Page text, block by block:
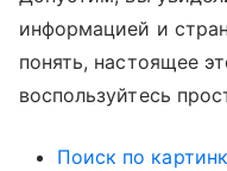
информацией и
понять, настоящее
воспользуйтесь
Поиск по